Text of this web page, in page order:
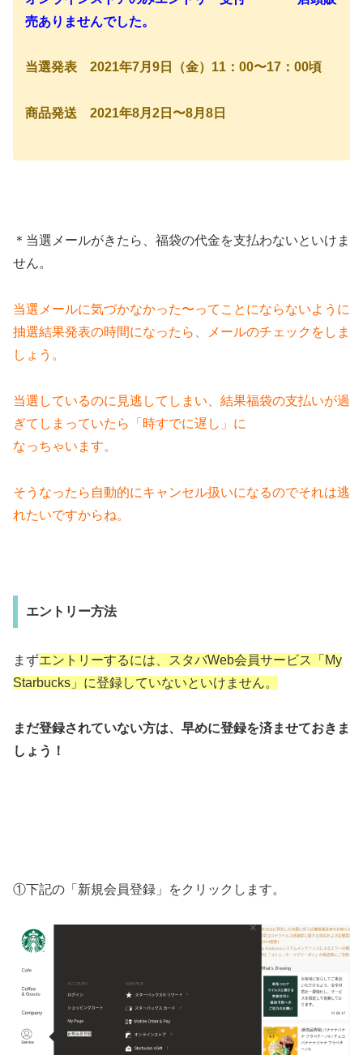
売ありませんでした。
当選発表 2021年7月9日（金）11：00〜17：00頃
商品発送 2021年8月2日〜8月8日
＊当選メールがきたら、福袋の代金を支払わないといけま
せん。
当選メールに気づかなかった〜ってことにならないように
抽選結果発表の時間になったら、メールのチェックをしま
しょう。
当選しているのに見逃してしまい、結果福袋の支払いが過
ぎてしまっていたら「時すでに遅し」に
なっちゃいます。
そうなったら自動的にキャンセル扱いになるのでそれは逃
れたいですからね。
エントリー方法
まずエントリーするには、スタバWeb会員サービス「My
Starbucks」に登録していないといけません。
まだ登録されていない方は、早めに登録を済ませておきま
しょう！
①下記の「新規会員登録」をクリックします。